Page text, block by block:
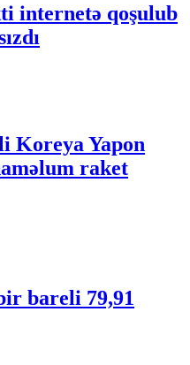
internetə qoşulub
Koreya Yapon
raket
bareli 79,91